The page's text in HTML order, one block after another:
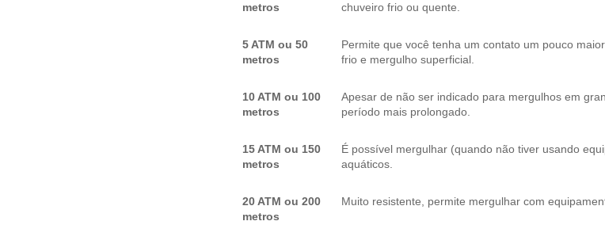
metros
chuveiro frio ou quente.
5 ATM ou 50
metros
Permite que você tenha um contato um pouco
frio e mergulho superficial.
10 ATM ou 100
metros
Apesar de não ser indicado para mergulhos em
período mais prolongado.
15 ATM ou 150
metros
É possível mergulhar (quando não tiver usando
aquáticos.
20 ATM ou 200
metros
Muito resistente, permite mergulhar com